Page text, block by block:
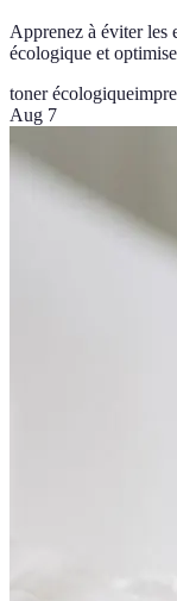
Apprenez à éviter les
écologique et
toner écologique
Aug 7